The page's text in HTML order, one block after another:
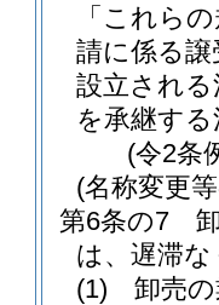
「これら
請に係る
設立され
を承継す
(令2条
(名称変更
第6条の7
は、遅滞
(1)
卸売